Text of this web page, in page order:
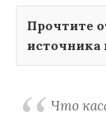
Прочтите
источника
Что